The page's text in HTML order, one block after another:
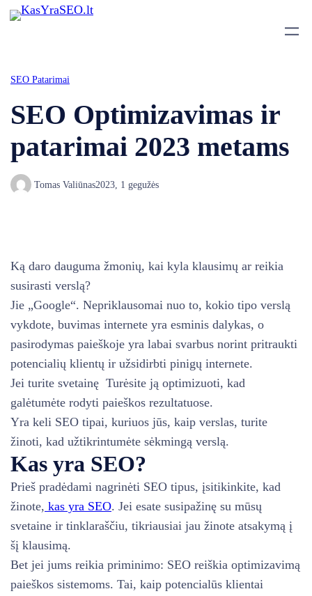
SEO Patarimai
SEO Optimizavimas ir
patarimai 2023 metams
Tomas Valiūnas2023, 1 gegužės
Ką daro dauguma žmonių, kai kyla klausimų ar reikia
susirasti verslą?
Jie „Google“. Nepriklausomai nuo to, kokio tipo verslą
vykdote, buvimas internete yra esminis dalykas, o
pasirodymas paieškoje yra labai svarbus norint pritraukti
potencialių klientų ir užsidirbti pinigų internete.
Jei turite svetainę Turėsite ją optimizuoti, kad
galėtumėte rodyti paieškos rezultatuose.
Yra keli SEO tipai, kuriuos jūs, kaip verslas, turite
žinoti, kad užtikrintumėte sėkmingą verslą.
Kas yra SEO?
Prieš pradėdami nagrinėti SEO tipus, įsitikinkite, kad
žinote, kas yra SEO. Jei esate susipažinę su mūsų
svetaine ir tinklaraščiu, tikriausiai jau žinote atsakymą į
šį klausimą.
Bet jei jums reikia priminimo: SEO reiškia optimizavimą
paieškos sistemoms. Tai, kaip potencialūs klientai